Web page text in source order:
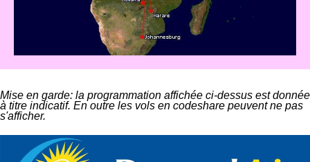
Mise en garde: la programmation affichée ci-dessus est donnée
à titre indicatif. En outre les vols en codeshare peuvent ne pas
s'afficher.